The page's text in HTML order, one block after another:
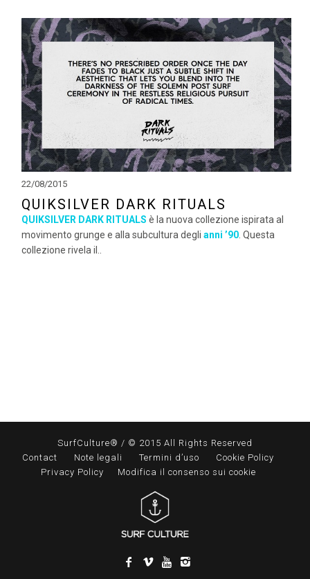
22/08/2015
QUIKSILVER DARK RITUALS
QUIKSILVER DARK RITUALS è la nuova collezione ispirata al
movimento grunge e alla subcultura degli anni ’90. Questa
collezione rivela il..
SurfCulture® / © 2015 All Rights Reserved
Contact
Note legali Termini d’uso
Cookie Policy
Privacy Policy
Modifica il consenso sui cookie